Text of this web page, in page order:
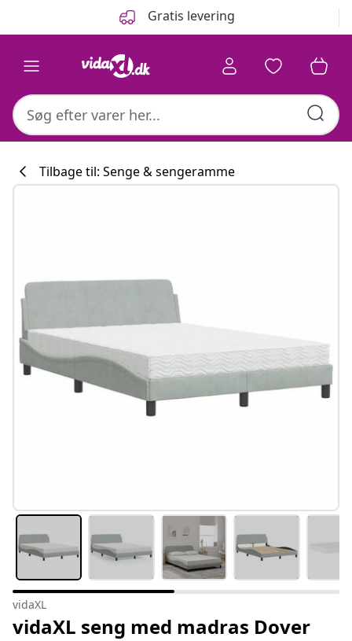
Gratis levering
Tilbage til: Senge & sengeramme
vidaXL
vidaXL seng med madras Dover